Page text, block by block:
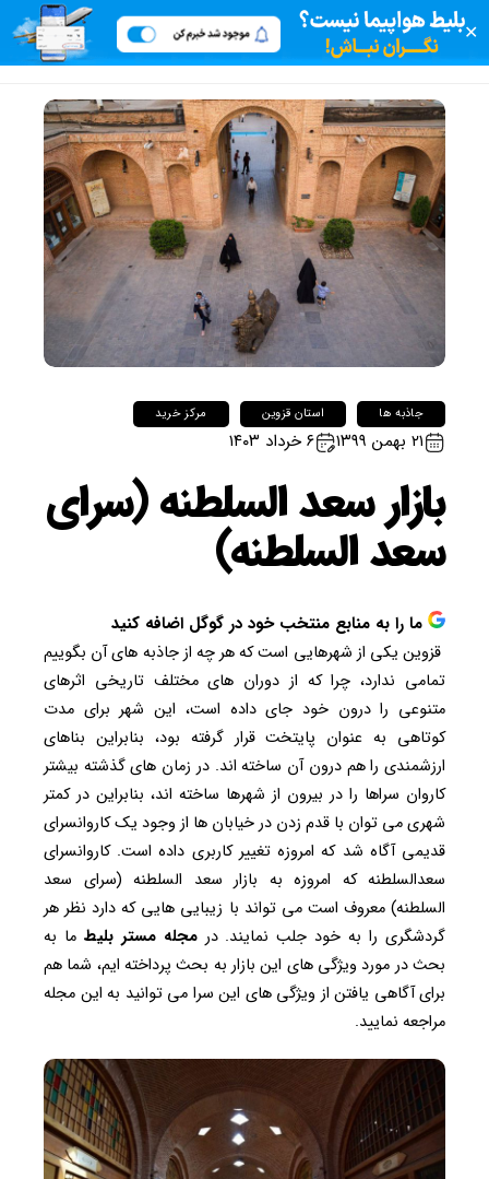
✕
جاذبه ها استان قزوین مرکز خرید
۲۱ بهمن ۱۳۹۹ ۶ خرداد ۱۴۰۳
بازار سعد السلطنه (سرای
سعد السلطنه)
ما را به منابع منتخب خود در گوگل اضافه کنید
قزوین یکی از شهرهایی است که هر چه از جاذبه های آن بگوییم
تمامی ندارد، چرا که از دوران های مختلف تاریخی اثرهای
متنوعی را درون خود جای داده است، این شهر برای مدت
کوتاهی به عنوان پایتخت قرار گرفته بود، بنابراین بناهای
ارزشمندی را هم درون آن ساخته اند. در زمان های گذشته بیشتر
کاروان سراها را در بیرون از شهرها ساخته اند، بنابراین در کمتر
شهری می توان با قدم زدن در خیابان ها از وجود یک کاروانسرای
قدیمی آگاه شد که امروزه تغییر کاربری داده است. کاروانسرای
سعدالسلطنه که امروزه به بازار سعد السلطنه (سرای سعد
السلطنه) معروف است می تواند با زیبایی هایی که دارد نظر هر
گردشگری را به خود جلب نمایند. درمجله مستر بلیط ما به
بحث در مورد ویژگی های این بازار به بحث پرداخته ایم، شما هم
برای آگاهی یافتن از ویژگی های این سرا می توانید به این مجله
مراجعه نمایید.